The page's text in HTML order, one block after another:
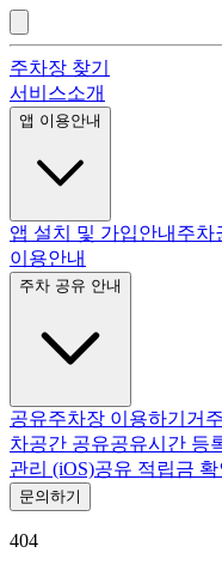
주차장 찾기
서비스소개
앱 이용안내
앱 설치 및 가입안내 주차
이용안내
주차 공유 안내
공유주차장 이용하기 거
차공간 공유공유시간 등
관리 (iOS)공유 적립금 확
문의하기
404